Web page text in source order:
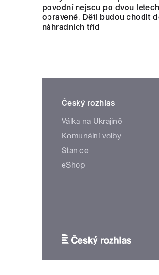
povodní nejsou po dvou letech
opravené. Děti budou chodit
náhradních tříd
Český rozhlas
Válka na Ukrajině
Komunální volby
Stanice
eShop